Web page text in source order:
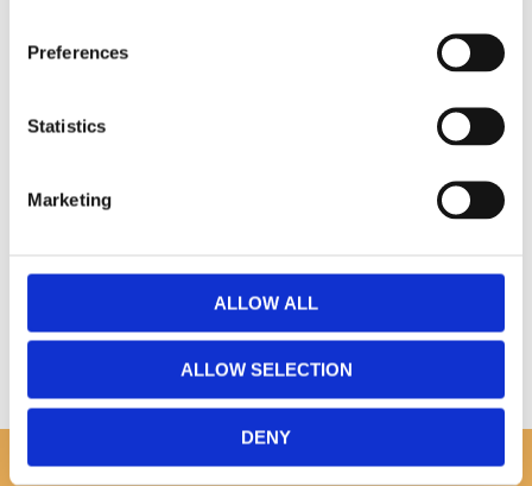
Preferences
Statistics
Marketing
ALLOW ALL
ALLOW SELECTION
DENY
Bli den första att lämna ett omdöme.